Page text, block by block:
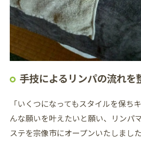
手技によるリンパの流れを
「いくつになってもスタイルを保ち
んな願いを叶えたいと願い、リンパ
ステを宗像市にオープンいたしまし